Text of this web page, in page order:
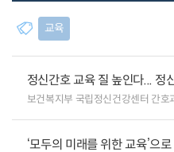
교육
정신간호 교육 질 높인다... 정
보건복지부 국립정신건강센터 간호
‘모두의 미래를 위한 교육’으